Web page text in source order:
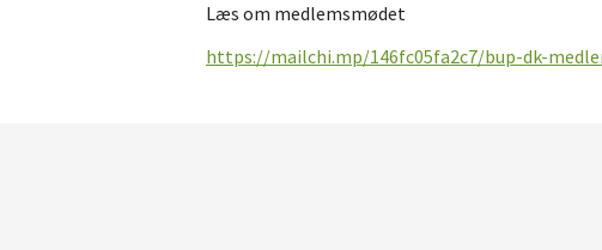
Læs om medlemsmødet
https://mailchi.mp/146fc05fa2c7/bup-dk-